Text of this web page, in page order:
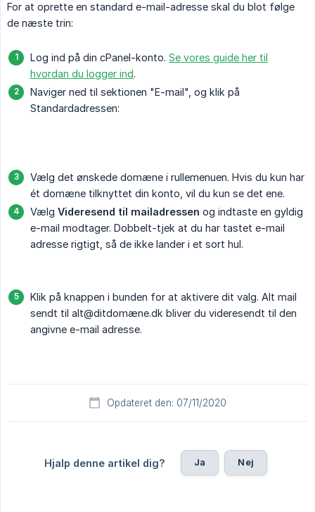
For at oprette en standard e-mail-adresse skal du blot følge
de næste trin:
Log ind på din cPanel-konto. Se vores guide her til
hvordan du logger ind.
Naviger ned til sektionen "E-mail", og klik på
Standardadressen:
Vælg det ønskede domæne i rullemenuen. Hvis du kun har
ét domæne tilknyttet din konto, vil du kun se det ene.
Vælg Videresend til mailadressen og indtaste en gyldig
e-mail modtager. Dobbelt-tjek at du har tastet e-mail
adresse rigtigt, så de ikke lander i et sort hul.
Klik på knappen i bunden for at aktivere dit valg. Alt mail
sendt til alt@ditdomæne.dk bliver du videresendt til den
angivne e-mail adresse.
Opdateret den: 07/11/2020
Hjalp denne artikel dig? Ja Nej